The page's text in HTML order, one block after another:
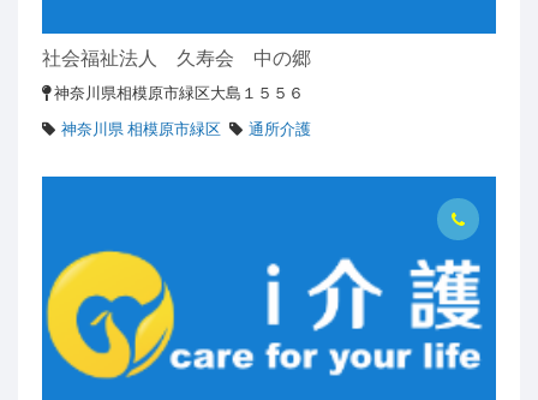
社会福祉法人 久寿会 中の郷
神奈川県相模原市緑区大島１５５６
神奈川県 相模原市緑区
通所介護